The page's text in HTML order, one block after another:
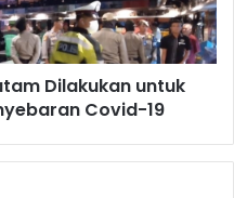
Dilakukan untuk
Covid-19